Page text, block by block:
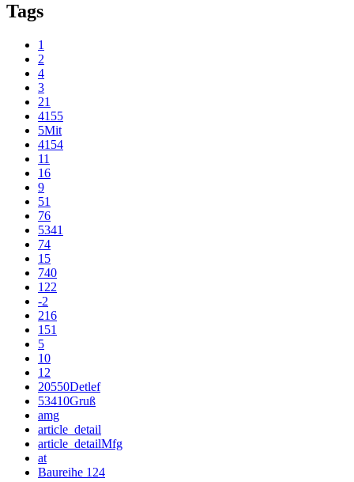
Tags
1
2
4
3
21
4155
5Mit
4154
11
16
9
51
76
5341
74
15
740
122
-2
216
151
5
10
12
20550Detlef
53410Gruß
amg
article_detail
article_detailMfg
at
Baureihe 124